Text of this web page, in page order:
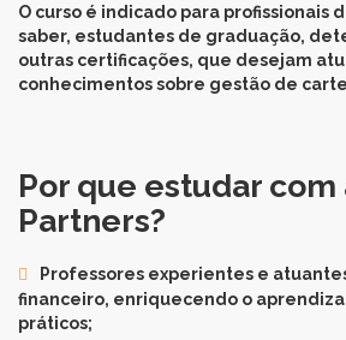
O curso é indicado para profissionais
saber, estudantes de graduação,
outras certificações, que desejam
conhecimentos sobre gestão de
Por que estudar com
Partners?
Professores experientes e
financeiro, enriquecendo o
práticos;